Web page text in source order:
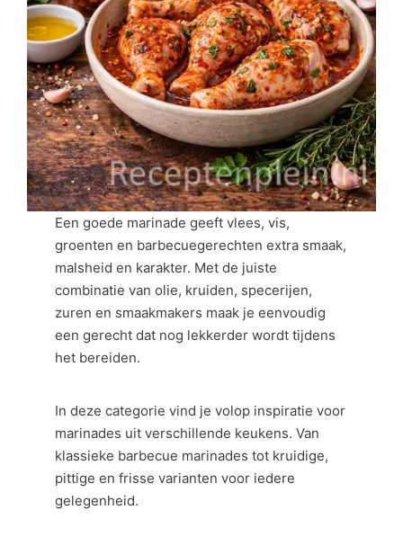
Een goede marinade geeft vlees, vis,
groenten en barbecuegerechten extra smaak,
malsheid en karakter. Met de juiste
combinatie van olie, kruiden, specerijen,
zuren en smaakmakers maak je eenvoudig
een gerecht dat nog lekkerder wordt tijdens
het bereiden.
In deze categorie vind je volop inspiratie voor
marinades uit verschillende keukens. Van
klassieke barbecue marinades tot kruidige,
pittige en frisse varianten voor iedere
gelegenheid.